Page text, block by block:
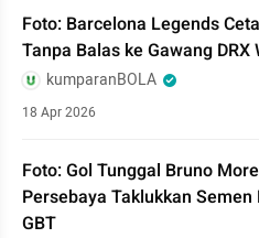
Foto: Barcelona Legends
Tanpa Balas ke Gawang DRX
kumparanBOLA
18 Apr 2026
Foto: Gol Tunggal Bruno
Persebaya Taklukkan Semen
GBT